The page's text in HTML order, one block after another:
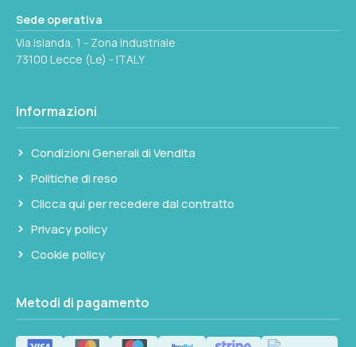
Sede operativa
Via Islanda, 1 - Zona Industriale
73100 Lecce (Le) - ITALY
Informazioni
Condizioni Generali di Vendita
Politiche di reso
Clicca qui per recedere dal contratto
Privacy policy
Cookie policy
Metodi di pagamento